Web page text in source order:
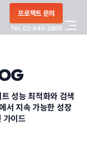
프로젝트 문의
Tel. 02-545-3800
성능 최적화와 검색
서 지속 가능한 성장
가이드